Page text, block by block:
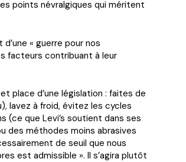
points névralgiques qui méritent
« guerre pour nos
facteurs contribuant à leur
place d’une législation : faites de
lavez à froid, évitez les cycles
(ce que Levi’s soutient dans ses
des méthodes moins abrasives
de seuil que nous
est admissible ». Il s’agira plutôt